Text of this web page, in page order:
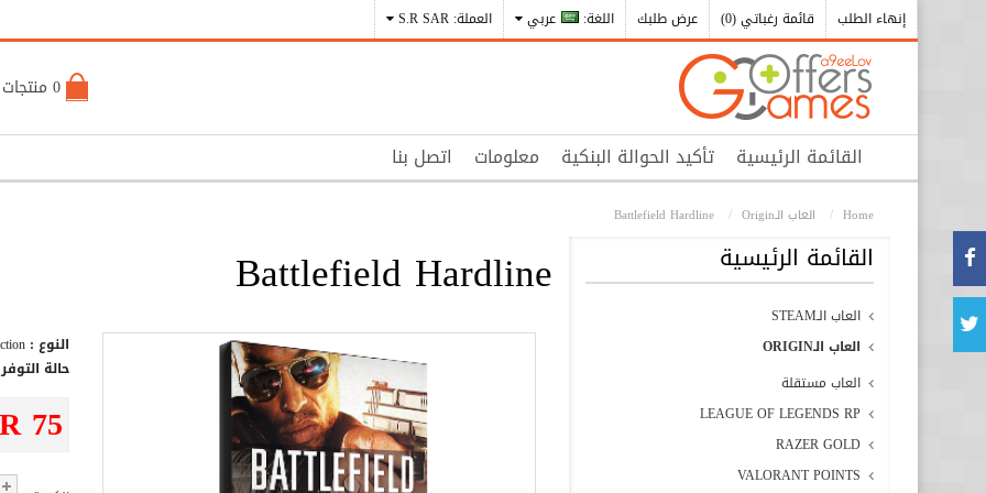
عرض طلبك قائمة رغباتي (0) إنهاء الطلب اللغة: عربي العملة: S.R SAR
0 منتجات - S.R 0
القائمة الرئيسية تأكيد الحوالة البنكية معلومات اتصل بنا
Home العاب الـOrigin Battlefield Hardline
القائمة الرئيسية
العاب الـSTEAM
العاب الـORIGIN
العاب مستقلة
LEAGUE OF LEGENDS RP
RAZER GOLD
VALORANT POINTS
Battlefield Hardline
النوع : Action
حالة
75